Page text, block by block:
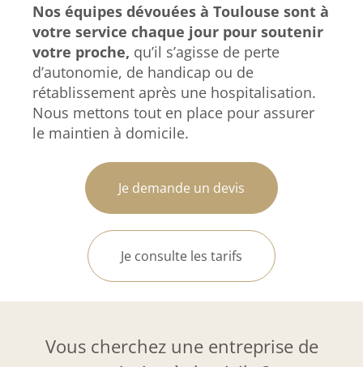
Nos équipes dévouées à Toulouse sont à
votre service chaque jour pour soutenir
votre proche, qu’il s’agisse de perte
d’autonomie, de handicap ou de
rétablissement après une hospitalisation.
Nous mettons tout en place pour assurer
le maintien à domicile.
Je demande un devis
Je consulte les tarifs
Vous cherchez une entreprise de